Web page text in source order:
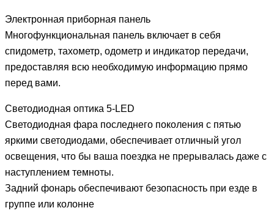
Электронная приборная панель
Многофункциональная панель включает в себя
спидометр, тахометр, одометр и индикатор передачи,
предоставляя всю необходимую информацию прямо
перед вами.
Светодиодная оптика 5-LED
Светодиодная фара последнего поколения с пятью
яркими светодиодами, обеспечивает отличный угол
освещения, что бы ваша поездка не прерывалась даже с
наступлением темноты.
Задний фонарь обеспечивают безопасность при езде в
группе или колонне